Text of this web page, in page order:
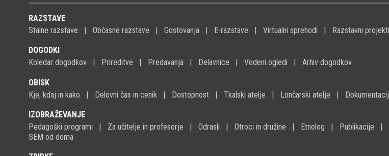
RAZSTAVE
Stalne razstave
Občasne razstave Gostovanja E-razstave Virtualni sprehodi Razstavni projekti
DOGODKI
Koledar dogodkov
Prireditve Predavanja Delavnice Vodeni ogledi Arhiv dogodkov
OBISK
Kje, kdaj in kako
Delovni čas in cenik Dostopnost Tkalski atelje Lončarski atelje
IZOBRAŽEVANJE
Pedagoški programi
Za učitelje in profesorje Odrasli Otroci in družine Etnolog Publikacije
SEM od doma